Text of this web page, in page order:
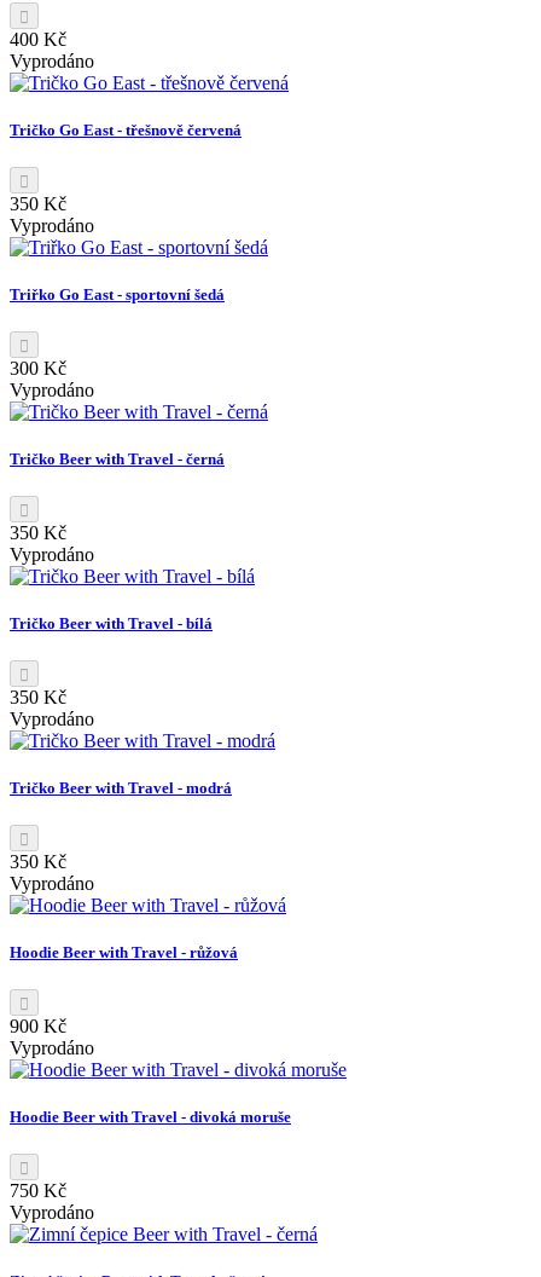
400 Kč
Vyprodáno
Tričko Go East - třešnově červená
350 Kč
Vyprodáno
Triřko Go East - sportovní šedá
300 Kč
Vyprodáno
Tričko Beer with Travel - černá
350 Kč
Vyprodáno
Tričko Beer with Travel - bílá
350 Kč
Vyprodáno
Tričko Beer with Travel - modrá
350 Kč
Vyprodáno
Hoodie Beer with Travel - růžová
900 Kč
Vyprodáno
Hoodie Beer with Travel - divoká moruše
750 Kč
Vyprodáno